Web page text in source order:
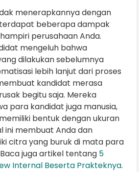
menerapkannya dengan
beberapa dampak
perusahaan Anda.
mengeluh bahwa
dilakukan sebelumnya
lebih lanjut dari proses
kandidat merasa
begitu saja. Mereka
para kandidat juga manusia,
bentuk dengan ukuran
ini membuat Anda dan
citra yang buruk di mata para
juga artikel tentang 5
Internal Beserta Prakteknya.